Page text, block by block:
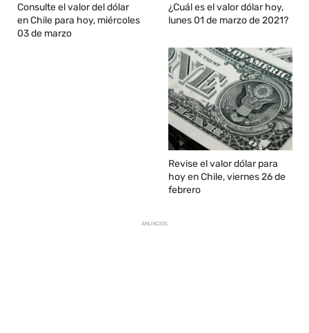
Consulte el valor del dólar
en Chile para hoy, miércoles
03 de marzo
¿Cuál es el valor dólar hoy,
lunes 01 de marzo de 2021?
Revise el valor dólar para
hoy en Chile, viernes 26 de
febrero
ANUNCIOS